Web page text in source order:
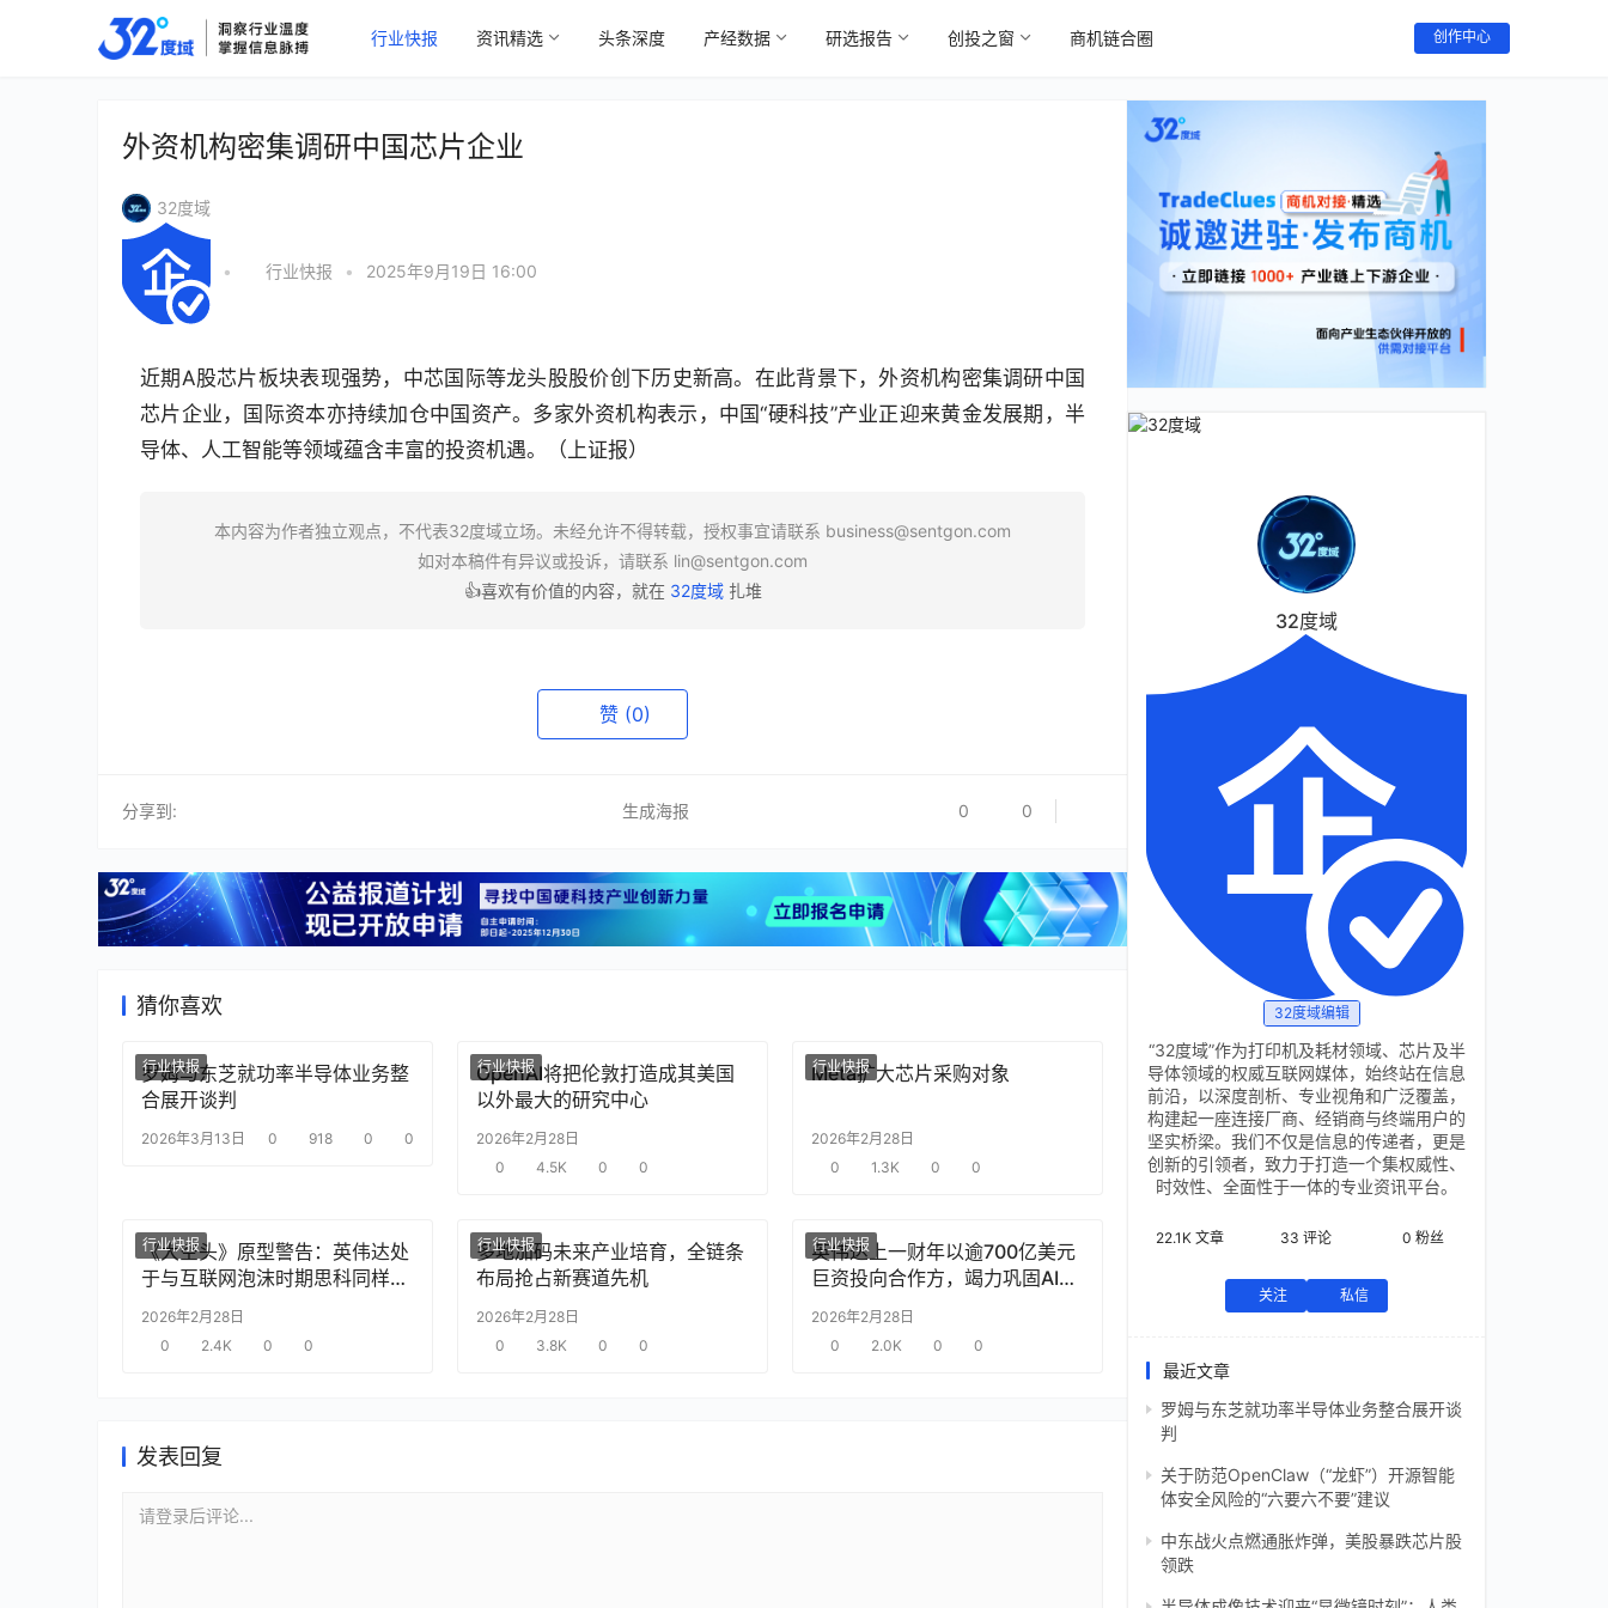
行业快报 资讯精选 头条深度 产经数据 研选报告 创投之窗 商机链合圈 创作中心
外资机构密集调研中国芯片企业
32度域
• 行业快报 • 2025年9月19日 16:00
近期A股芯片板块表现强势，中芯国际等龙头股股价创下历史新高。在此背景下，外资机构密集调研中国
芯片企业，国际资本亦持续加仓中国资产。多家外资机构表示，中国“硬科技”产业正迎来黄金发展期，半
导体、人工智能等领域蕴含丰富的投资机遇。（上证报）
本内容为作者独立观点，不代表32度域立场。未经允许不得转载，授权事宜请联系 business@sentgon.com
如对本稿件有异议或投诉，请联系 lin@sentgon.com
👍喜欢有价值的内容，就在 32度域扎堆
赞 (0)
分享到: 生成海报 0 0
猜你喜欢
行业快报
罗姆与东芝就功率半导体业务整
合展开谈判
2026年3月13日 0 918 0 0
行业快报
OpenAI将把伦敦打造成其美国
以外最大的研究中心
2026年2月28日
0
4.5K 0 0
行业快报
Meta扩大芯片采购对象
2026年2月28日
0
1.3K 0 0
行业快报
《大空头》原型警告：英伟达处
于与互联网泡沫时期思科同样的
“危险境地”
2026年2月28日
0
2.4K 0 0
行业快报
多地加码未来产业培育，全链条
布局抢占新赛道先机
2026年2月28日
0
3.8K 0 0
行业快报
英伟达上一财年以逾700亿美元
巨资投向合作方，竭力巩固AI芯
片需求
2026年2月28日
0
2.0K 0 0
发表回复
请登录后评论...
32度域
32度域编辑
“32度域”作为打印机及耗材领域、芯片及半
导体领域的权威互联网媒体，始终站在信息
前沿，以深度剖析、专业视角和广泛覆盖，
构建起一座连接厂商、经销商与终端用户的
坚实桥梁。我们不仅是信息的传递者，更是
创新的引领者，致力于打造一个集权威性、
时效性、全面性于一体的专业资讯平台。
22.1K 文章 33 评论 0 粉丝
关注 私信
最近文章
罗姆与东芝就功率半导体业务整合展开谈
判
关于防范OpenClaw（“龙虾”）开源智能
体安全风险的“六要六不要”建议
中东战火点燃通胀炸弹，美股暴跌芯片股
领跌